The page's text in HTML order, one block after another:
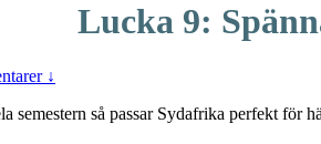
Lucka 9:
↓
semestern så passar Sydafrika perfekt